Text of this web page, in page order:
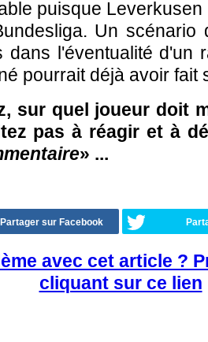
puisque
Un scénario
dans l'éventualité d'un
pourrait déjà avoir fait
sur quel joueur doit
pas à réagir et à
» ...
Partager sur Facebook
avec cet article ?
cliquant sur ce lien